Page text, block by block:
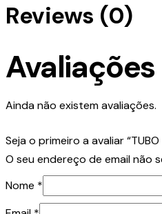
Reviews (0)
Avaliações
Ainda não existem avaliações.
Seja o primeiro a avaliar
O seu endereço de email não
Nome *